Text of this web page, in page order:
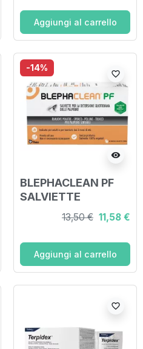
PERIOCULARE 20
PEZZI
Aggiungi al carrello
-14%
visibility
favorite_border
BLEPHACLEAN PF
SALVIETTE
DETERSIONE
QUOTIDIANA
SENZA PROFUMO
13,50 € 11,58 €
Aggiungi al carrello
favorite_border